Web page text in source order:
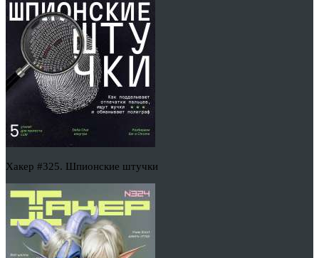
Хакер #325. Шпионские штучки